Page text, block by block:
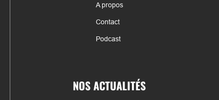
A propos
Contact
Podcast
NOS ACTUALITÉS